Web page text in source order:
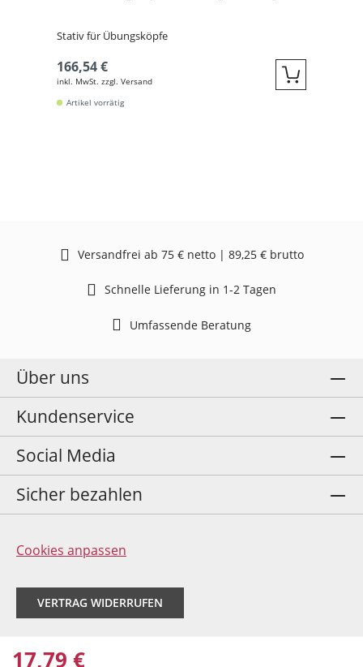
17,79 €
Stativ für Übungsköpfe
166,54 €
inkl. MwSt. zzgl. Versand Quickbuy
Artikel vorrätig
Versandfrei ab 75 € netto | 89,25 € brutto
Schnelle Lieferung in 1-2 Tagen
Umfassende Beratung
Über uns
Kundenservice
Social Media
Sicher bezahlen
Cookies anpassen
VERTRAG WIDERRUFEN